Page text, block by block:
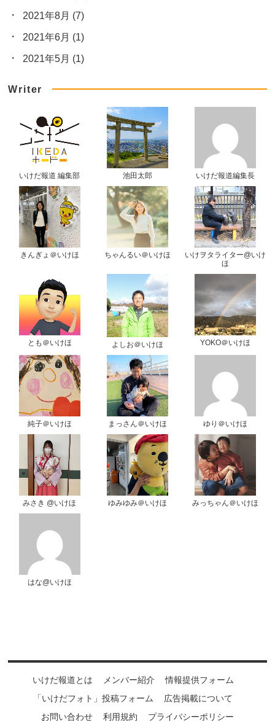
2021年8月 (7)
2021年6月 (1)
2021年5月 (1)
Writer
いけだ報道 編集部 池田太郎 いけだ報道編集長
きんぎょ＠いけほ ちゃんるい＠いけほ
いけヲタライター@いけ
ほ
とも＠いけほ よしお＠いけほ YOKO＠いけほ
純子＠いけほ まっさん＠いけほ ゆり＠いけほ
みさき @いけほ ゆみゆみ＠いけほ みっちゃん＠いけほ
はな@いけほ
いけだ報道とは メンバー紹介
情報提供フォーム
「いけだフォト」投稿フォーム
広告掲載について
お問い合わせ
利用規約 プライバシーポリシー